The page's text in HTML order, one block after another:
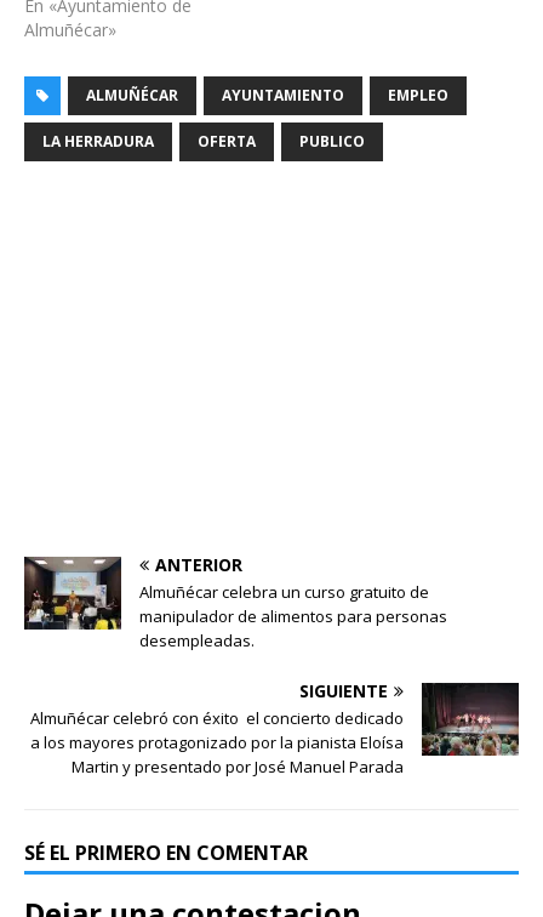
En «Ayuntamiento de
Almuñécar»
ALMUÑÉCAR AYUNTAMIENTO EMPLEO
LA HERRADURA OFERTA PUBLICO
ANTERIOR
Almuñécar celebra un curso gratuito de
manipulador de alimentos para personas
desempleadas.
SIGUIENTE
Almuñécar celebró con éxito el concierto dedicado
a los mayores protagonizado por la pianista Eloísa
Martin y presentado por José Manuel Parada
SÉ EL PRIMERO EN COMENTAR